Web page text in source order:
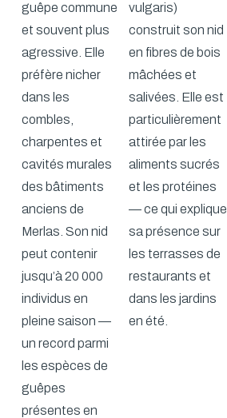
guêpe commune
et souvent plus
agressive. Elle
préfère nicher
dans les
combles,
charpentes et
cavités murales
des bâtiments
anciens de
Merlas. Son nid
peut contenir
jusqu’à 20 000
individus en
pleine saison —
un record parmi
les espèces de
guêpes
présentes en
vulgaris)
construit son nid
en fibres de bois
mâchées et
salivées. Elle est
particulièrement
attirée par les
aliments sucrés
et les protéines
— ce qui explique
sa présence sur
les terrasses de
restaurants et
dans les jardins
en été.